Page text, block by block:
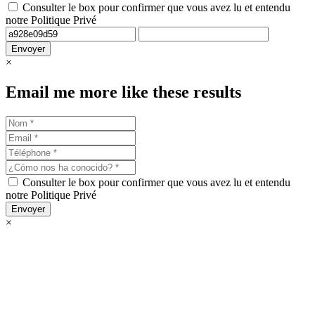
Consulter le box pour confirmer que vous avez lu et entendu
notre Politique Privé
Envoyer
×
Email me more like these results
Consulter le box pour confirmer que vous avez lu et entendu
notre Politique Privé
Envoyer
×